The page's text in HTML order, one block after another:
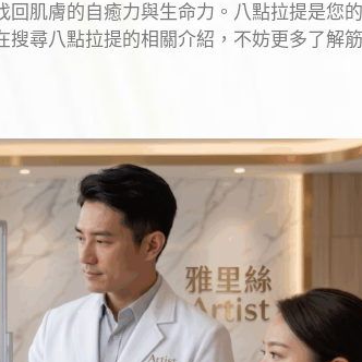
肌膚的自癒力與生命力。八點拉提是您
尋八點拉提的相關介紹，不妨更多了解